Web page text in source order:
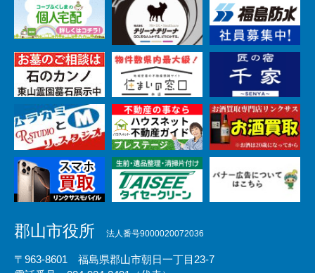
郡山市役所 法人番号9000020072036
〒963-8601 福島県郡山市朝日一丁目23-7